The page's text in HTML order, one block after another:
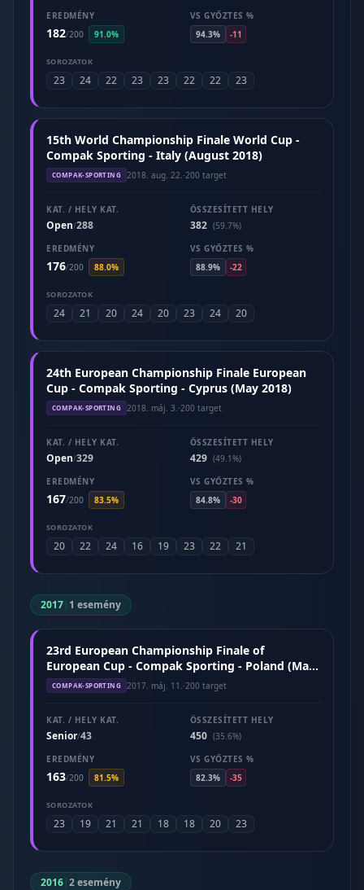
EREDMÉNY
182/200 91.0%
VS GYŐZTES %
94.3%
-11
SOROZATOK
23 24 22 23 23 22 22 23
15th World Championship Finale World Cup -
Compak Sporting - Italy (August 2018)
COMPAK-SPORTING 2018. aug. 22. ·200 target
KAT. / HELY KAT.
Open/288
ÖSSZESÍTETT HELY
382 (59.7%)
EREDMÉNY
176/200 88.0%
VS GYŐZTES %
88.9%
-22
SOROZATOK
24 21 20 24 20 23 24 20
24th European Championship Finale European
Cup - Compak Sporting - Cyprus (May 2018)
COMPAK-SPORTING 2018. máj. 3. ·200 target
KAT. / HELY KAT.
Open/329
ÖSSZESÍTETT HELY
429 (49.1%)
EREDMÉNY
167/200 83.5%
VS GYŐZTES %
84.8%
-30
SOROZATOK
20 22 24 16 19 23 22 21
2017| 1 esemény
23rd European Championship Finale of
European Cup - Compak Sporting - Poland (May
2017)
COMPAK-SPORTING 2017. máj. 11. ·200 target
KAT. / HELY KAT.
Senior/43
ÖSSZESÍTETT HELY
450 (35.6%)
EREDMÉNY
163/200 81.5%
VS GYŐZTES %
82.3%
-35
SOROZATOK
23 19 21 21 18 18 20 23
2016|2 esemény